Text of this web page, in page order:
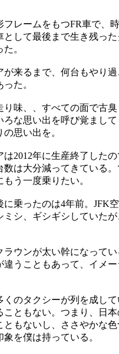
フレームをもつFR車で、
して最後まで生き残った
。
が来るまで、何台もやり
た。
り味、、すべての面で古
な思い出を呼び覚まして
思い出を。
は2012年に生産終了した
数は大分減ってきている
う一度乗りたい。
に乗ったのは4年前。JFK
ミシ、ギシギシしていた
ラウンが太い幹になって
違うこともあって、イメ
くのタクシーが列を成し
こともない。つまり、日
もないし、ささやかな色
を僕は持っている。